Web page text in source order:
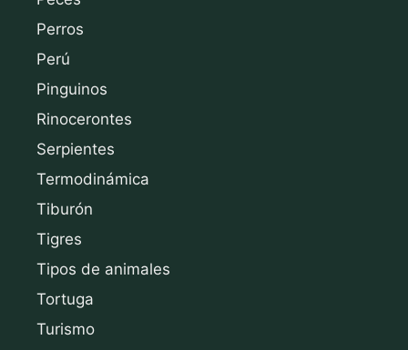
Perros
Perú
Pinguinos
Rinocerontes
Serpientes
Termodinámica
Tiburón
Tigres
Tipos de animales
Tortuga
Turismo